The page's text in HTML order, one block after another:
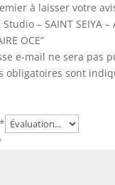
à laisser votre
Studio – SAINT SEIYA –
OCE”
e-mail ne sera pas
obligatoires sont
*